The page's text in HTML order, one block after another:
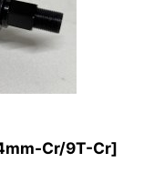
Cr/9T-Cr]